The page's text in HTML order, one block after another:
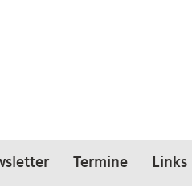
Termine Links